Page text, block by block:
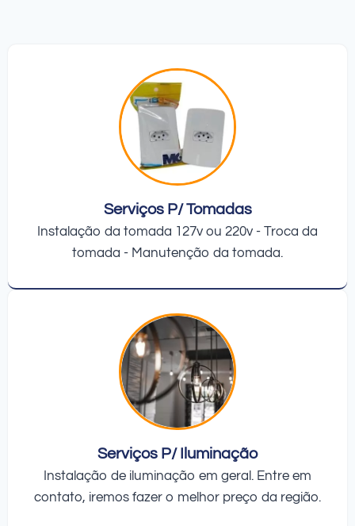
Serviços P/ Tomadas
Instalação da tomada 127v ou 220v - Troca da
tomada - Manutenção da tomada.
Serviços P/ Iluminação
Instalação de iluminação em geral. Entre em
contato, iremos fazer o melhor preço da região.